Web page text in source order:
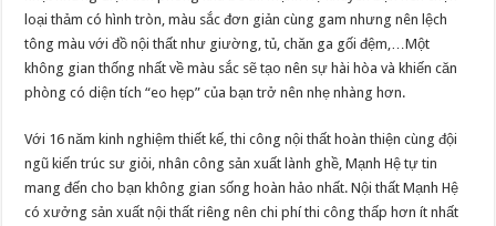
loại thảm có hình tròn, màu sắc đơn giản cùng gam nhưng nên lệch
tông màu với đồ nội thất như giường, tủ, chăn ga gối đệm,…Một
không gian thống nhất về màu sắc sẽ tạo nên sự hài hòa và khiến căn
phòng có diện tích “eo hẹp” của bạn trở nên nhẹ nhàng hơn.
Với 16 năm kinh nghiệm thiết kế, thi công nội thất hoàn thiện cùng đội
ngũ kiến trúc sư giỏi, nhân công sản xuất lành ghề, Mạnh Hệ tự tin
mang đến cho bạn không gian sống hoàn hảo nhất. Nội thất Mạnh Hệ
có xưởng sản xuất nội thất riêng nên chi phí thi công thấp hơn ít nhất